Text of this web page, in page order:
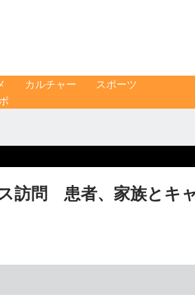
カルチャー
スポーツ
訪問 患者、家族とキ